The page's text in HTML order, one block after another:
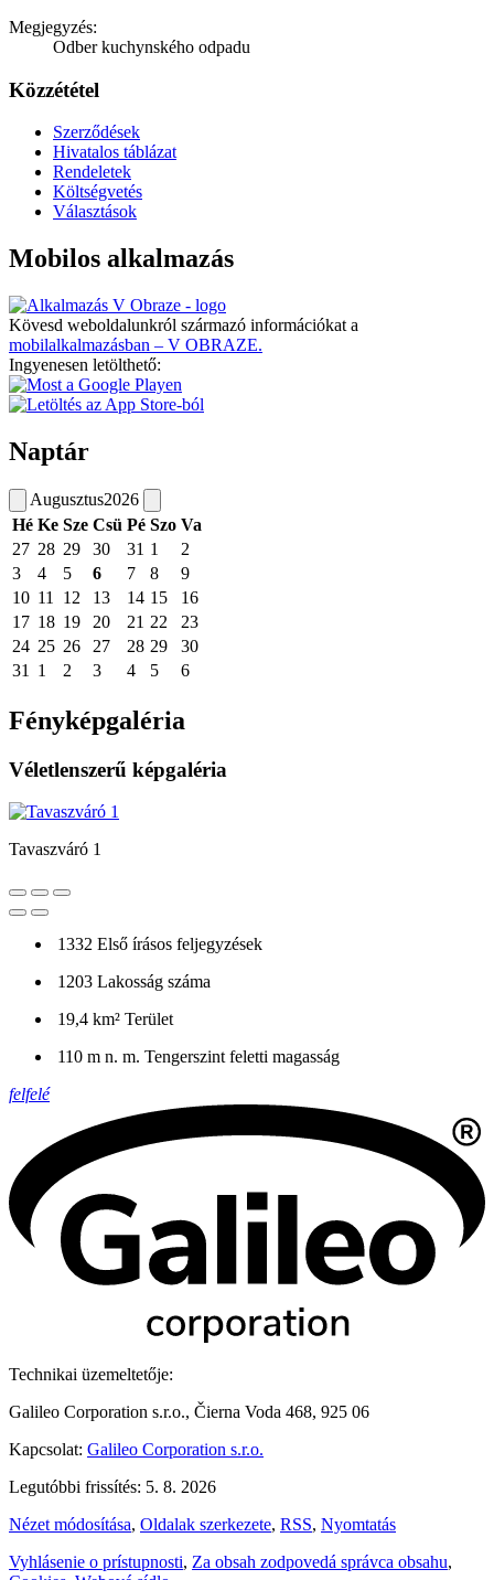
Megjegyzés:
Odber kuchynského odpadu
Közzététel
Szerződések
Hivatalos táblázat
Rendeletek
Költségvetés
Választások
Mobilos alkalmazás
Kövesd weboldalunkról származó információkat a
mobilalkalmazásban – V OBRAZE.
Ingyenesen letölthető:
Naptár
Augusztus2026
Hé Ke Sze Csü Pé Szo Va
27 28 29 30 31 1
2
3
4 5 6 7 8
9
10 11 12 13 14 15
16
17 18 19 20 21 22
23
24 25 26 27 28 29
30
31
1 2 3 4 5 6
Fényképgaléria
Véletlenszerű képgaléria
Tavaszváró 1
1332 Első írásos feljegyzések
1203 Lakosság száma
19,4 km² Terület
110 m n. m. Tengerszint feletti magasság
felfelé
Technikai üzemeltetője:
Galileo Corporation s.r.o., Čierna Voda 468, 925 06
Kapcsolat: Galileo Corporation s.r.o.
Legutóbbi frissítés: 5. 8. 2026
Nézet módosítása, Oldalak szerkezete, RSS, Nyomtatás
Vyhlásenie o prístupnosti, Za obsah zodpovedá správca obsahu,